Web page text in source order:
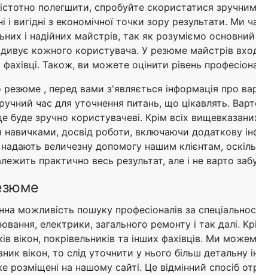
істотно полегшити, спробуйте скористатися
і вигідні з економічної точки зору результати. Ми
і надійних майстрів, так як розуміємо
кожного користувача. У резюме майстрів
Також, ви можете оцінити рівень
, перед вами з'являється інформація про
час для уточнення питань, що цікавлять.
зручно користувачеві. Крім всіх
навичками, досвід роботи, включаючи додаткову
надають величезну допомогу нашим клієнтам,
практично весь результат, але і не варто
можливість пошуку професіоналів за
електрики, загального ремонту і так далі.
вікон, покрівельників та інших фахівців. Ми
вікон, то слід уточнити у нього більш
розміщені на нашому сайті. Це відмінний спосіб